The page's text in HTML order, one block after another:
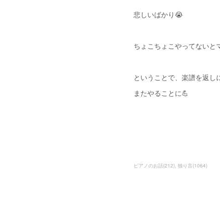
悲しいばかり😭
ちょこちょこやってないと
ということで、楽譜を返し
またやることに💪
ピアノのお話(212) 独り言(1064)